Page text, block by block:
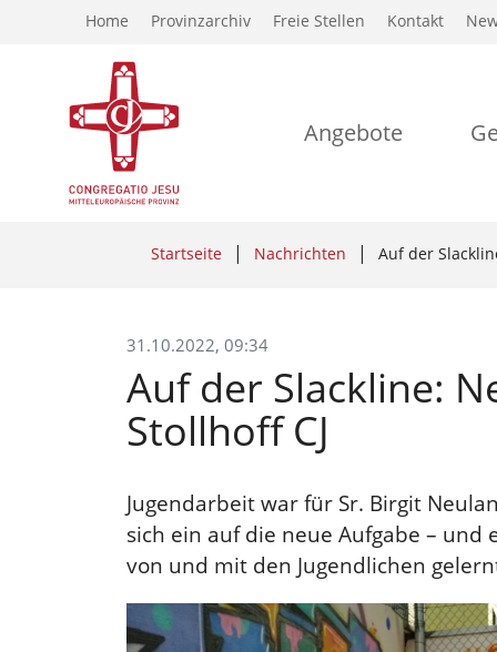
Home Provinzarchiv Freie Stellen Kontakt
Angebote
Startseite Nachrichten Auf der
31.10.2022, 09:34
Auf der Slackline:
Stollhoff CJ
Jugendarbeit war für Sr. Birgit
sich ein auf die neue Aufgabe –
von und mit den Jugendlichen